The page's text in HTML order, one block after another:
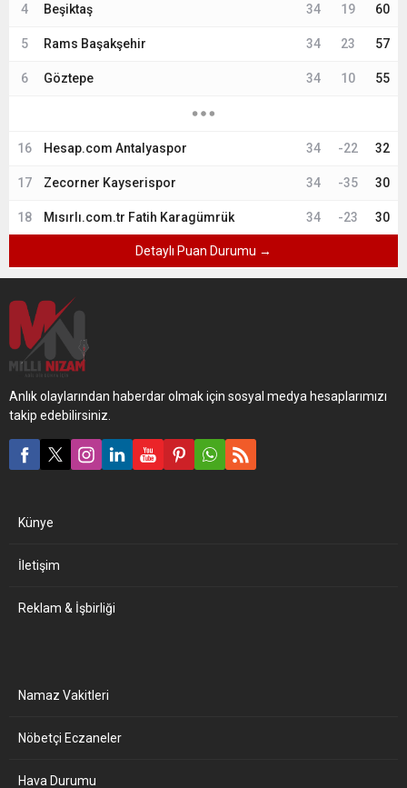
4 Beşiktaş 34 19 60
5 Rams Başakşehir 34 23 57
6 Göztepe 34 10 55
16 Hesap.com Antalyaspor 34 -22 32
17 Zecorner Kayserispor 34 -35 30
18 Mısırlı.com.tr Fatih Karagümrük 34 -23 30
Detaylı Puan Durumu →
Anlık olaylarından haberdar olmak için sosyal medya hesaplarımızı
takip edebilirsiniz.
Künye
İletişim
Reklam & İşbirliği
Namaz Vakitleri
Nöbetçi Eczaneler
Hava Durumu